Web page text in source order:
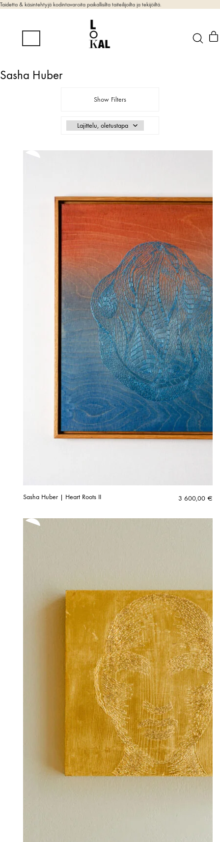
Taidetta & käsintehtyjä kodintavaroita paikallisilta taiteilijoilta ja tekijöiltä.
Sasha Huber
Show Filters
Sasha Huber | Heart Roots II 3 600,00 €